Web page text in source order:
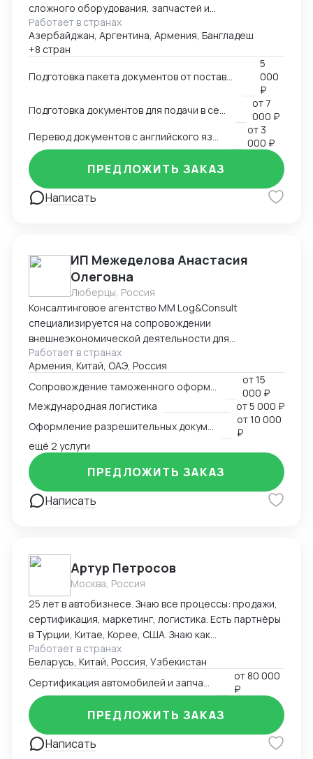
сложного оборудования, запчастей и
комплектующих к нему.
Работает в странах
Азербайджан, Аргентина, Армения, Бангладеш
+8 стран
Подготовка пакета документов от поставщика на EXW, FCA, CIP
5
000
₽
от 7
000 ₽
от 3
000 ₽
Написать
ПРЕДЛОЖИТЬ ЗАКАЗ
ИП Межеделова Анастасия
Олеговна
Люберцы, Россия
Консалтинговое агентство MM Log&Consult
специализируется на сопровождении
внешнеэкономической деятельности для
участников международного рынка из России и
Армении. Наш опыт в сфере ВЭД более 13 лет
позволяет нам оказывать качественные
консалтинговые услуги для компаний, решивших
выйти на международный рынок. MM Log&Consult
поможет организовать международный бизнес в
Вашей компании в требуемых масштабах: -
организация и внедрение ВЭД с нуля; -
консультирование и разработка стратегии
внедрения ВЭД в компанию силами заказчика; -
сопровождение международной сделки разово или
Работает в странах
Армения, Китай, ОАЭ, Россия
от15
000 ₽
Международная логистика
от5 000 ₽
от10 000
₽
ещё 2 услуги
Написать
ПРЕДЛОЖИТЬ ЗАКАЗ
Артур Петросов
Москва, Россия
25 лет в автобизнесе. Знаю все процессы: продажи,
сертификация, маркетинг, логистика. Есть партнёры
в Турции, Китае, Корее, США. Знаю как
омологировать автомобили в 18ти странах мира.
Работает в странах
Беларусь, Китай, Россия, Узбекистан
от 80 000
₽
Написать
ПРЕДЛОЖИТЬ ЗАКАЗ